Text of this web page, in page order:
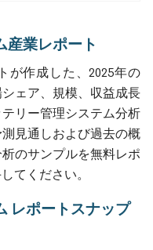
産業レポート
が作成した、2025年の
ェア、規模、収益成長
リー管理システム分析
見通しおよび過去の概
のサンプルを無料レポ
てください。
レポートスナップ